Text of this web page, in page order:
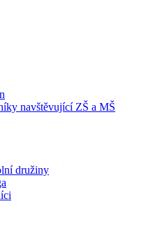
navštěvující ZŠ a MŠ
družiny